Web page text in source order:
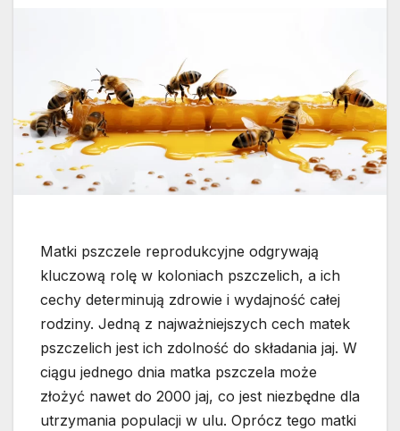
Matki pszczele reprodukcyjne odgrywają
kluczową rolę w koloniach pszczelich, a ich
cechy determinują zdrowie i wydajność całej
rodziny. Jedną z najważniejszych cech matek
pszczelich jest ich zdolność do składania jaj. W
ciągu jednego dnia matka pszczela może
złożyć nawet do 2000 jaj, co jest niezbędne dla
utrzymania populacji w ulu. Oprócz tego matki